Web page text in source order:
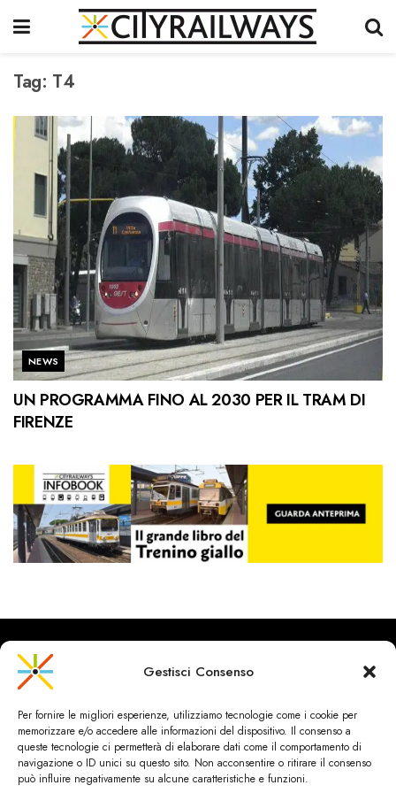
Gestisci Consenso
Per fornire le migliori esperienze, utilizziamo tecnologie come i cookie per
memorizzare e/o accedere alle informazioni del dispositivo. Il consenso a
queste tecnologie ci permetterà di elaborare dati come il comportamento di
navigazione o ID unici su questo sito. Non acconsentire o ritirare il consenso
può influire negativamente su alcune caratteristiche e funzioni.
Tag: T4
NEWS
UN PROGRAMMA FINO AL 2030 PER IL TRAM DI
FIRENZE
CityRailways è un sito indipendente che discute argomenti di
urbanistica e trasporto collettivo argomentando con metodo
scientifico sulla base di dati ed esperienze.